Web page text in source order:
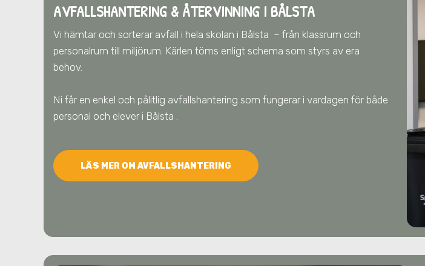
AVFALLSHANTERING & ÅTERVINNING I BÅLSTA
Vi hämtar och sorterar avfall i hela skolan i Bålsta – från klassrum och
personalrum till miljörum. Kärlen töms enligt schema som styrs av era
behov.
Ni får en enkel och pålitlig avfallshantering som fungerar i vardagen för både
personal och elever i Bålsta
LÄS MER OM AVFALLSHANTERING